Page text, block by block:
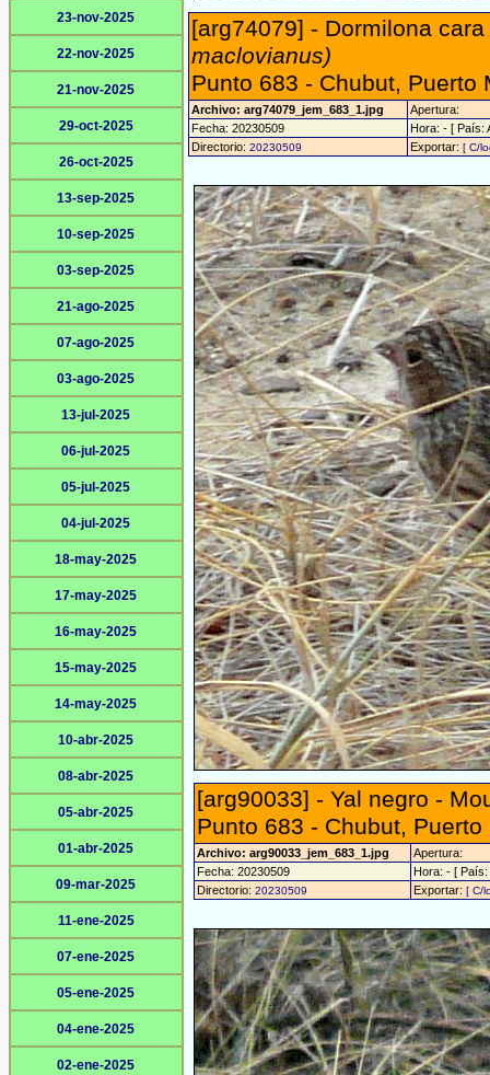
23-nov-2025
22-nov-2025
21-nov-2025
29-oct-2025
26-oct-2025
13-sep-2025
10-sep-2025
03-sep-2025
21-ago-2025
07-ago-2025
03-ago-2025
13-jul-2025
06-jul-2025
05-jul-2025
04-jul-2025
18-may-2025
17-may-2025
16-may-2025
15-may-2025
14-may-2025
10-abr-2025
08-abr-2025
05-abr-2025
01-abr-2025
09-mar-2025
11-ene-2025
07-ene-2025
05-ene-2025
04-ene-2025
02-ene-2025
[arg74079] - Dormilona
maclovianus)
Punto 683 - Chubut, Puerto
Archivo: arg74079_jem_683_1.jpg
Apertura:
Fecha: 20230509
Hora: - [ País:
Directorio: 20230509 Exportar: [ C/
[arg90033] - Yal negro -
Punto 683 - Chubut, Puerto
Archivo: arg90033_jem_683_1.jpg
Apertura:
Fecha: 20230509
Hora: - [ País:
Directorio: 20230509 Exportar: [ C/